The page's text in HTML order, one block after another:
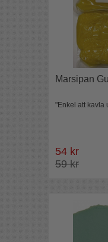
Marsipan
"Enkel att kavla
54 kr
59 kr